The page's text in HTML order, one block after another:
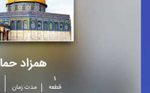
همزاد
۱
قطعه
مدت زمان